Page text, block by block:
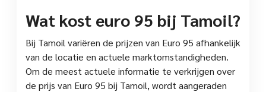
Wat kost euro 95 bij Tamoil?
Bij Tamoil variëren de prijzen van Euro 95 afhankelijk
van de locatie en actuele marktomstandigheden.
Om de meest actuele informatie te verkrijgen over
de prijs van Euro 95 bij Tamoil, wordt aangeraden